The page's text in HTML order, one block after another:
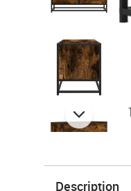
1
Description